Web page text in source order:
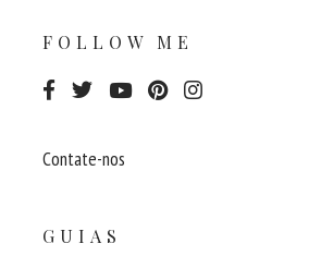
FOLLOW ME
Contate-nos
GUIAS